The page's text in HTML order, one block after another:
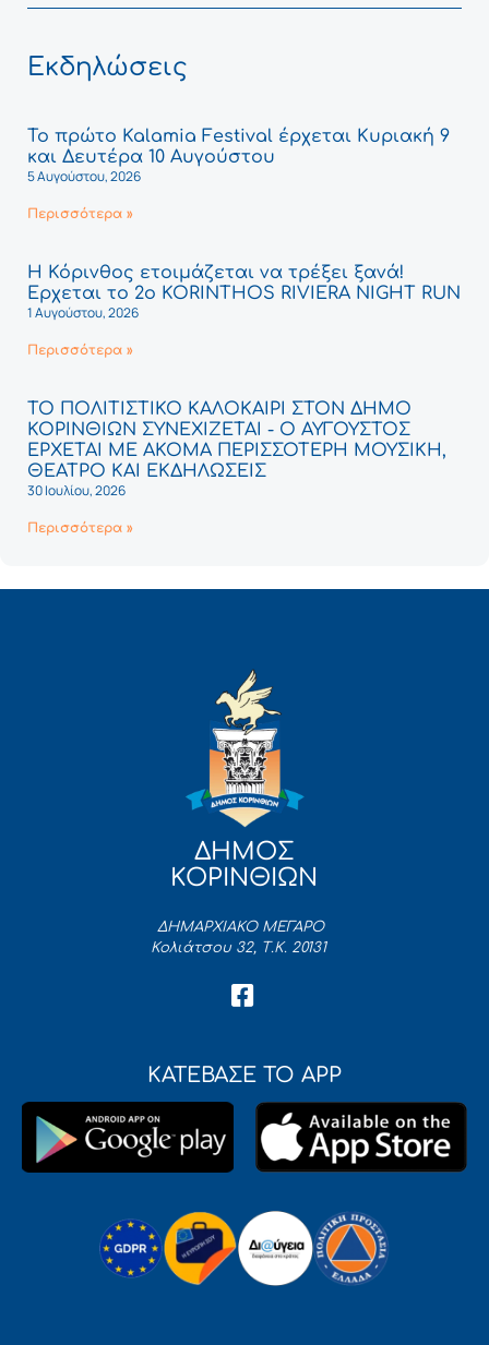
Εκδηλώσεις
Το πρώτο Kalamia Festival έρχεται Κυριακή 9
και Δευτέρα 10 Αυγούστου
5 Αυγούστου, 2026
Περισσότερα »
Η Κόρινθος ετοιμάζεται να τρέξει ξανά!
Έρχεται το 2ο KORINTHOS RIVIERA NIGHT RUN
1 Αυγούστου, 2026
Περισσότερα »
ΤΟ ΠΟΛΙΤΙΣΤΙΚΟ ΚΑΛΟΚΑΙΡΙ ΣΤΟΝ ΔΗΜΟ
ΚΟΡΙΝΘΙΩΝ ΣΥΝΕΧΙΖΕΤΑΙ - Ο ΑΥΓΟΥΣΤΟΣ
ΕΡΧΕΤΑΙ ΜΕ ΑΚΟΜΑ ΠΕΡΙΣΣΟΤΕΡΗ ΜΟΥΣΙΚΗ,
ΘΕΑΤΡΟ ΚΑΙ ΕΚΔΗΛΩΣΕΙΣ
30 Ιουλίου, 2026
Περισσότερα »
ΔΗΜΟΣ
ΚΟΡΙΝΘΙΩΝ
ΔΗΜΑΡΧΙΑΚΟ ΜΕΓΑΡΟ
Κολιάτσου 32, Τ.Κ. 20131
ΚΑΤΕΒΑΣΕ ΤΟ APP